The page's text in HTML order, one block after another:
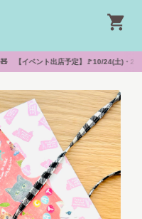
予定】🚩10/24(土)・25(日)『